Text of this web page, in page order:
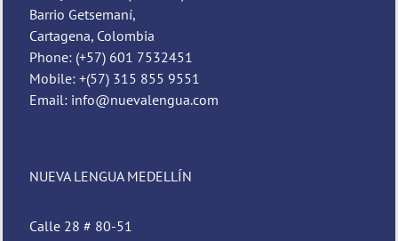
Barrio Getsemaní,
Cartagena, Colombia
Phone: (+57) 601 7532451
Mobile: +(57) 315 855 9551
Email: info@nuevalengua.com
NUEVA LENGUA MEDELLÍN
Calle 28 # 80-51